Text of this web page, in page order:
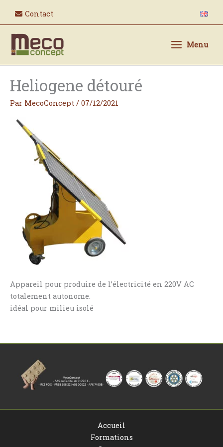
Contact
Menu
Heliogene détouré
Par MecoConcept / 07/12/2021
Appareil pour produire de l’électricité en 220V AC
totalement autonome.
idéal pour milieu isolé
Accueil
Formations